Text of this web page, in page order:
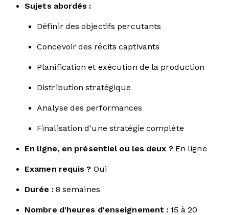
Sujets abordés :
Définir des objectifs percutants
Concevoir des récits captivants
Planification et exécution de la production
Distribution stratégique
Analyse des performances
Finalisation d'une stratégie complète
En ligne, en présentiel ou les deux ?En ligne
Examen requis ? Oui
Durée :8 semaines
Nombre d'heures d'enseignement : 15 à 20